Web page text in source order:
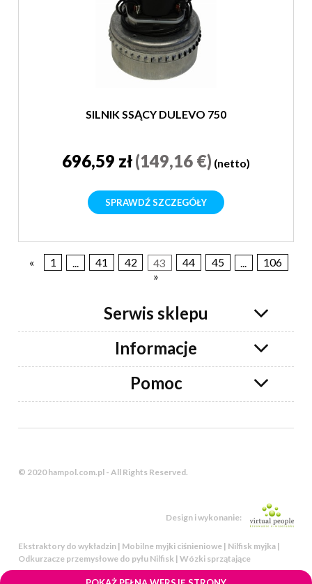
SILNIK SSĄCY DULEVO 750
696,59 zł(149,16 €) (netto)
SPRAWDŹ SZCZEGÓŁY
« 1 41 42 43 44 45
106
»
Serwis sklepu
Informacje
Pomoc
© 2020 hampol.com.pl - All Rights Reserved.
Design i wykonanie:
Ekstraktory do wykładzin | Mobilne myjki ciśnieniowe | Nilfisk myjka |
Odkurzacze przemysłowe do pyłu Nilfisk | Wózki sprzątające